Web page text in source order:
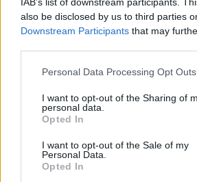
also be disclosed by us to third parties
Downstream Participants that may
Personal Data Processing Opt Outs
I want to opt-out of the Sharing of
personal data.
Opted In
I want to opt-out of the Sale of my
Personal Data.
Opted In
προμήθεια
26 Ιουνίου
ΣΧΕΤΙΚΑ